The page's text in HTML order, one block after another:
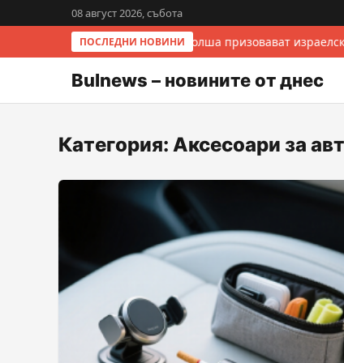
08 август 2026, събота
ПОСЛЕДНИ НОВИНИ
Италия и Полша призовават
Bulnews – новините от днес
Категория: Аксесоари за